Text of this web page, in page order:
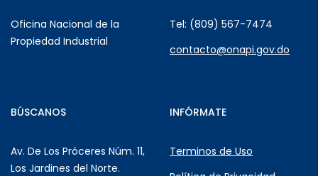
Oficina Nacional de la
Propiedad Industrial
Tel: (809) 567-7474
contacto@onapi.gov.do
BÚSCANOS
Av. De Los Próceres Núm. 11,
Los Jardines del Norte.
INFÓRMATE
Terminos de Uso